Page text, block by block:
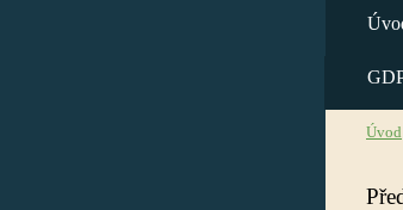
Úvod